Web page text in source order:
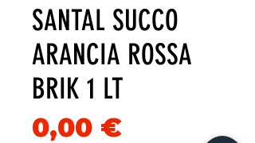
SANTAL SUCCO
ARANCIA ROSSA
BRIK 1 LT
0,00 €Precio